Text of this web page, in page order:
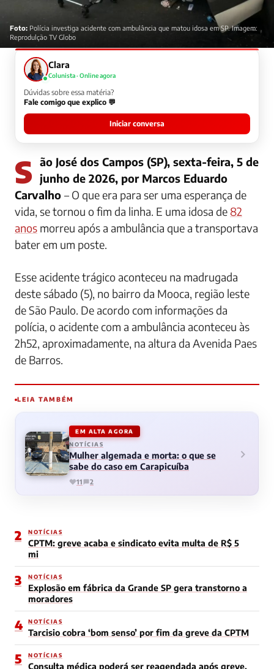
Foto: Polícia investiga acidente com ambulância que matou idosa em SP. Imagem:
Reprodulção TV Globo
Clara
Colunista · Online agora
Dúvidas sobre essa matéria?
Fale comigo que explico 💬
Iniciar conversa
São José dos Campos (SP), sexta-feira, 5 de junho de 2026, por Marcos Eduardo
Carvalho – O que era para ser uma esperança de
vida, se tornou o fim da linha. E uma idosa de 82
anos morreu após a ambulância que a transportava
bater em um poste.
Esse acidente trágico aconteceu na madrugada
deste sábado (5), no bairro da Mooca, região leste
de São Paulo. De acordo com informações da
polícia, o acidente com a ambulância aconteceu às
2h52, aproximadamente, na altura da Avenida Paes
de Barros.
LEIA TAMBÉM
EM ALTA AGORA
NOTÍCIAS
Mulher algemada e morta: o que se
sabe do caso em Carapicuíba
11 2
2 NOTÍCIAS
CPTM: greve acaba e sindicato evita multa de R$ 5
mi
3 NOTÍCIAS
Explosão em fábrica da Grande SP gera transtorno a
moradores
4 NOTÍCIAS
Tarcisio cobra ‘bom senso’ por fim da greve da CPTM
5 NOTÍCIAS
Consulta médica poderá ser reagendada após greve,